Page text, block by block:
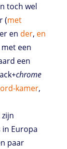
toch wel
(met
en der, en
een
een
+chrome
kamer,
in Europa
paar